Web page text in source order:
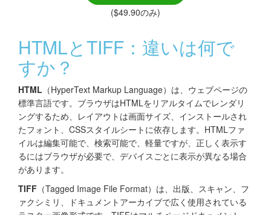
($49.90のみ)
HTMLとTIFF：違いは何で
すか？
HTML （HyperText Markup Language）は、ウェブページの
標準言語です。ブラウザはHTMLをリアルタイムでレンダリ
ングするため、レイアウトは画面サイズ、インストールされ
たフォント、CSSスタイルシートに依存します。HTMLファ
イルは編集可能で、検索可能で、軽量ですが、正しく表示す
るにはブラウザが必要で、デバイスごとに表示が異なる場合
があります。
TIFF （Tagged Image File Format）は、出版、スキャン、フ
ァクシミリ、ドキュメントアーカイブで広く使用されている